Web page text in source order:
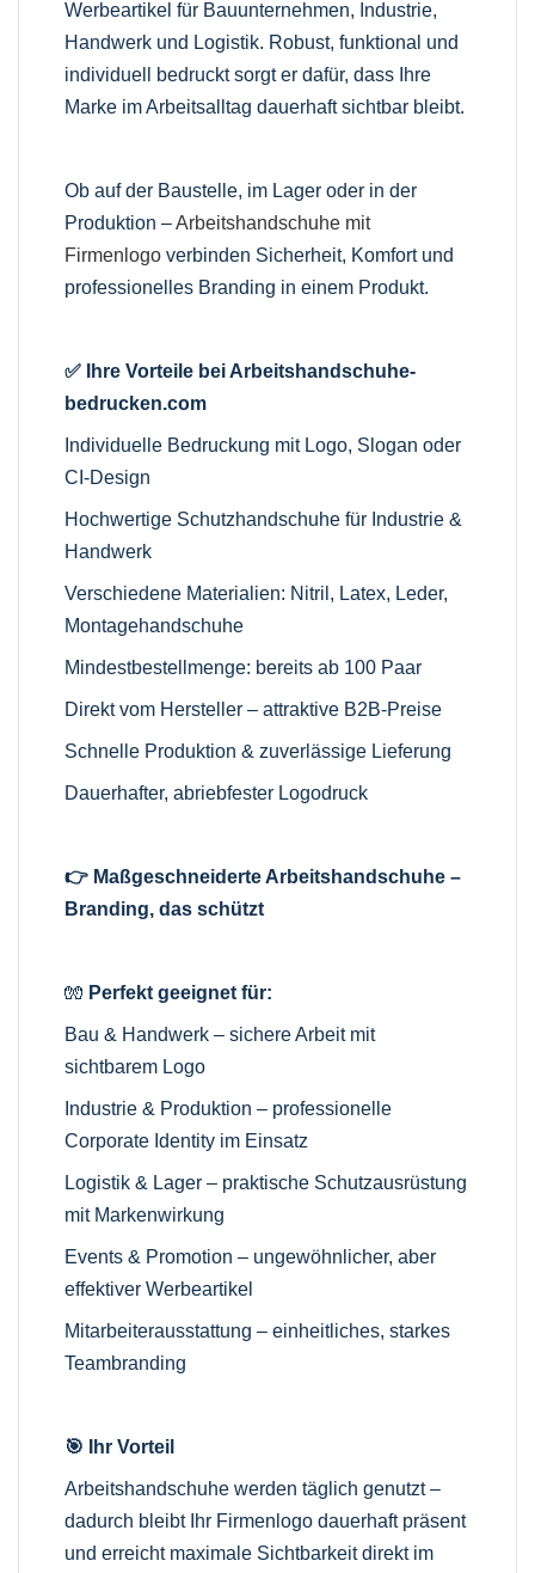
Werbeartikel für Bauunternehmen, Industrie,
Handwerk und Logistik. Robust, funktional und
individuell bedruckt sorgt er dafür, dass Ihre
Marke im Arbeitsalltag dauerhaft sichtbar bleibt.
Ob auf der Baustelle, im Lager oder in der
Produktion –Arbeitshandschuhe mit
Firmenlogo verbinden Sicherheit, Komfort und
professionelles Branding in einem Produkt.
✅ Ihre Vorteile bei Arbeitshandschuhe-
bedrucken.com
Individuelle Bedruckung mit Logo, Slogan oder
CI-Design
Hochwertige Schutzhandschuhe für Industrie &
Handwerk
Verschiedene Materialien: Nitril, Latex, Leder,
Montagehandschuhe
Mindestbestellmenge: bereits ab 100 Paar
Direkt vom Hersteller – attraktive B2B-Preise
Schnelle Produktion & zuverlässige Lieferung
Dauerhafter, abriebfester Logodruck
👉 Maßgeschneiderte Arbeitshandschuhe –
Branding, das schützt
🧤 Perfekt geeignet für:
Bau & Handwerk – sichere Arbeit mit
sichtbarem Logo
Industrie & Produktion – professionelle
Corporate Identity im Einsatz
Logistik & Lager – praktische Schutzausrüstung
mit Markenwirkung
Events & Promotion – ungewöhnlicher, aber
effektiver Werbeartikel
Mitarbeiterausstattung – einheitliches, starkes
Teambranding
🎯 Ihr Vorteil
Arbeitshandschuhe werden täglich genutzt –
dadurch bleibt Ihr Firmenlogo dauerhaft präsent
und erreicht maximale Sichtbarkeit direkt im